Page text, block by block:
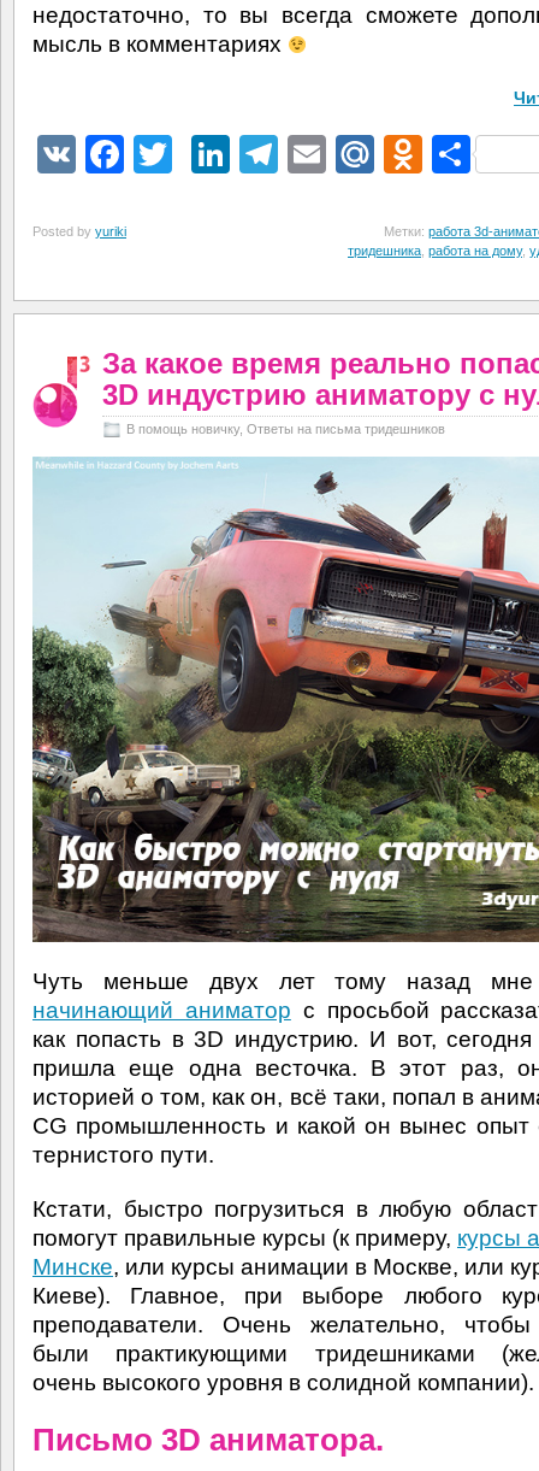
недостаточно, то вы всегда сможете
мысль в комментариях
VK Facebook
TwitterLinkedIn
Telegram
EmailMail.Ru
Posted by yuriki Метки: работа 3d-
тридешника работа на дому,
За какое время реально
3D индустрию аниматору с
В помощь новичку, Ответы на письма тридешников
Чуть меньше двух лет тому назад
начинающий аниматор с просьбой
как попасть в 3D индустрию. И вот,
пришла еще одна весточка. В этот раз,
историей о том, как он, всё таки, попал в
CG промышленность и какой он вынес опыт
тернистого пути.
Кстати, быстро погрузиться в любую
помогут правильные курсы (к примеру, курсы
Минске, или курсы анимации в Москве, или
Киеве). Главное, при выборе любого
преподаватели. Очень желательно,
были практикующими тридешниками
очень высокого уровня в солидной компании).
Письмо 3D аниматора.